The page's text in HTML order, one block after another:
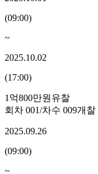
(09:00)
~
2025.10.02
(17:00)
1억800만원 유찰
회차 001/차수 009개찰
2025.09.26
(09:00)
~